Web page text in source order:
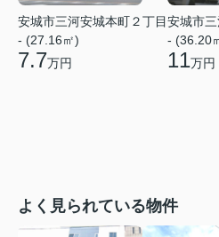
安城市三河安城本町２丁目
- (27.16㎡)
7.7万円
安城市
- (36.20
11万円
よく見られている物件